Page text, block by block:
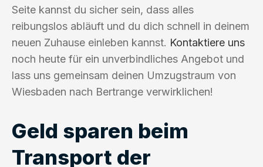
Seite kannst du sicher sein, dass alles
reibungslos abläuft und du dich schnell in deinem
neuen Zuhause einleben kannst. Kontaktiere uns
noch heute für ein unverbindliches Angebot und
lass uns gemeinsam deinen Umzugstraum von
Wiesbaden nach Bertrange verwirklichen!
Geld sparen beim
Transport der